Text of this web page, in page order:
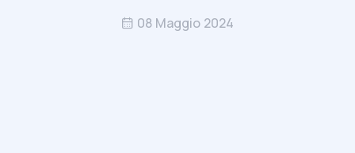
08 Maggio 2024